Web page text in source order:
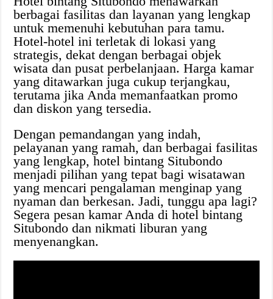
berbagai fasilitas dan layanan yang lengkap
untuk memenuhi kebutuhan para tamu.
Hotel-hotel ini terletak di lokasi yang
strategis, dekat dengan berbagai objek
wisata dan pusat perbelanjaan. Harga kamar
yang ditawarkan juga cukup terjangkau,
terutama jika Anda memanfaatkan promo
dan diskon yang tersedia.
Dengan pemandangan yang indah,
pelayanan yang ramah, dan berbagai fasilitas
yang lengkap, hotel bintang Situbondo
menjadi pilihan yang tepat bagi wisatawan
yang mencari pengalaman menginap yang
nyaman dan berkesan. Jadi, tunggu apa lagi?
Segera pesan kamar Anda di hotel bintang
Situbondo dan nikmati liburan yang
menyenangkan.